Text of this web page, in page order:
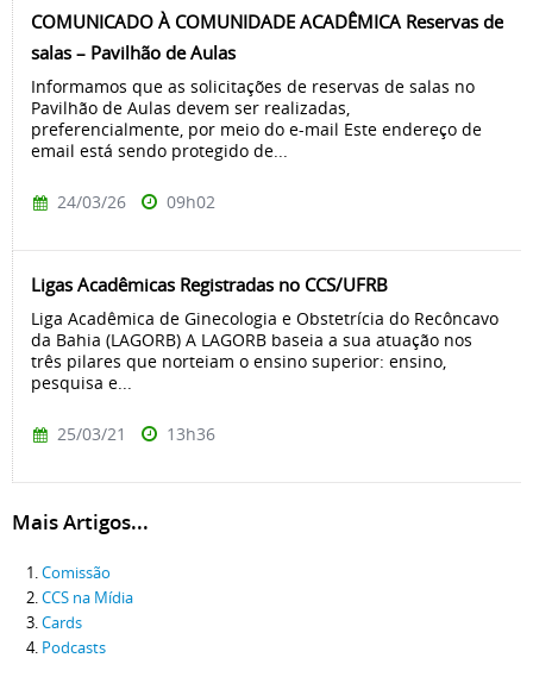
COMUNICADO À COMUNIDADE ACADÊMICA Reservas de
salas – Pavilhão de Aulas
Informamos que as solicitações de reservas de salas no
Pavilhão de Aulas devem ser realizadas,
preferencialmente, por meio do e-mail Este endereço de
email está sendo protegido de...
24/03/26 09h02
Ligas Acadêmicas Registradas no CCS/UFRB
Liga Acadêmica de Ginecologia e Obstetrícia do Recôncavo
da Bahia (LAGORB) A LAGORB baseia a sua atuação nos
três pilares que norteiam o ensino superior: ensino,
pesquisa e...
25/03/21 13h36
Mais Artigos...
Comissão
CCS na Mídia
Cards
Podcasts